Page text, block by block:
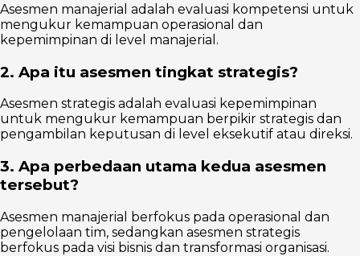
Asesmen manajerial adalah evaluasi kompetensi untuk
mengukur kemampuan operasional dan
kepemimpinan di level manajerial.
2. Apa itu asesmen tingkat strategis?
Asesmen strategis adalah evaluasi kepemimpinan
untuk mengukur kemampuan berpikir strategis dan
pengambilan keputusan di level eksekutif atau direksi.
3. Apa perbedaan utama kedua asesmen
tersebut?
Asesmen manajerial berfokus pada operasional dan
pengelolaan tim, sedangkan asesmen strategis
berfokus pada visi bisnis dan transformasi organisasi.